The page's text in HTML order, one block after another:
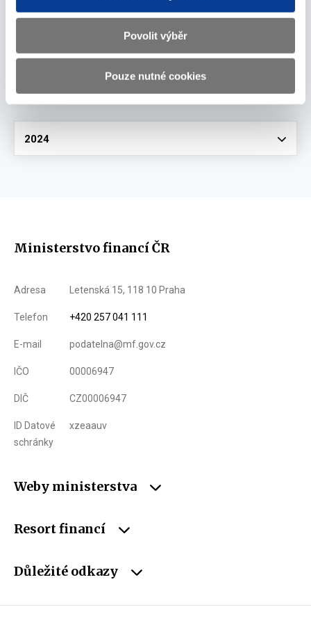
Povolit výběr
Pouze nutné cookies
ZHH - stav k 18.3.2024
Vyberte
2024
Ministerstvo financí ČR
Adresa Letenská 15, 118 10 Praha
Telefon +420 257 041 111
E-mail podatelna@mf.gov.cz
IČO 00006947
DIČ CZ00006947
ID Datové
schránky
xzeaauv
Weby ministerstva
Resort financí
Důležité odkazy